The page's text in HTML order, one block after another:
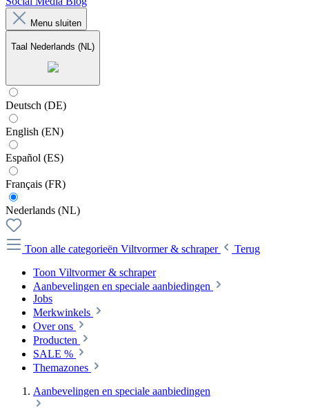
Menu sluiten
Taal Nederlands (NL)
Deutsch (DE)
English (EN)
Español (ES)
Français (FR)
Nederlands (NL)
Toon alle categorieën Viltvormer & schraper
Terug
Toon Viltvormer & schraper
Aanbevelingen en speciale aanbiedingen
Jobs
Merkwinkels
Over ons
Producten
SALE %
Themazones
Aanbevelingen en speciale aanbiedingen